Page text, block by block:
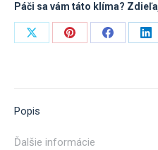
Páči sa vám táto klíma?
Share
Share
Share
Popis
Ďalšie informácie